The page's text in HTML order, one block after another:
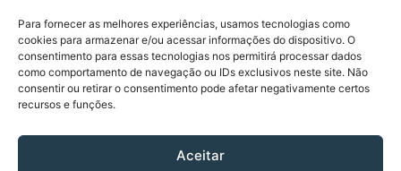
Para fornecer as melhores experiências, usamos tecnologias como
cookies para armazenar e/ou acessar informações do dispositivo. O
consentimento para essas tecnologias nos permitirá processar dados
como comportamento de navegação ou IDs exclusivos neste site. Não
consentir ou retirar o consentimento pode afetar negativamente certos
recursos e funções.
Aceitar
INSTITUCIONAL
Página Inicial
Política de Privacidade
Termos de Uso
Sobre